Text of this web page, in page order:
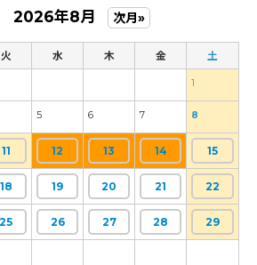
2026年8月 次月»
火 水 木 金 土
1
5 6 7 8
11 12 13 14 15
18 19 20 21 22
25 26 27 28 29